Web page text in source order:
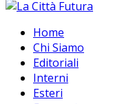
Home
Chi Siamo
Editoriali
Interni
Esteri